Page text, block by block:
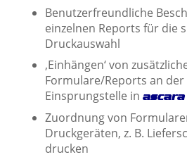
Benutzerfreundliche
einzelnen Reports für die
Druckauswahl
‚Einhängen‘ von
Formulare/Reports an
Einsprungstelle in ascara
Zuordnung von
Druckgeräten, z. B.
drucken